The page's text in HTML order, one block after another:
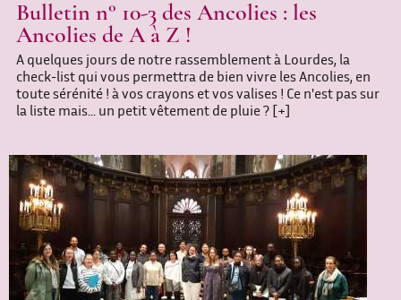
Bulletin n° 10-3 des Ancolies : les
Ancolies de A à Z !
A quelques jours de notre rassemblement à Lourdes, la
check-list qui vous permettra de bien vivre les Ancolies, en
toute sérénité ! à vos crayons et vos valises ! Ce n'est pas sur
la liste mais... un petit vêtement de pluie ? [+]